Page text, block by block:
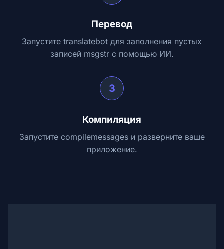
Перевод
Запустите translatebot для заполнения пустых
записей msgstr с помощью ИИ.
3
Компиляция
Запустите compilemessages и разверните ваше
приложение.